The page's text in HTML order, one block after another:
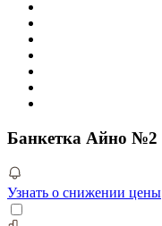
Банкетка Айно №2
Узнать о снижении цены